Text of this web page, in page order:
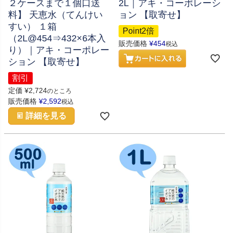
２ケースまで１個口送
料】 天恵水（てんけい
すい） １箱
（2L@454⇒432×6本入
り）｜アキ・コーポレー
ション 【取寄せ】
割引
定価 ¥2,724のところ
販売価格 ¥2,592税込
詳細を見る
2L｜アキ・コーポレーシ
ョン 【取寄せ】
Point2倍
販売価格 ¥454税込